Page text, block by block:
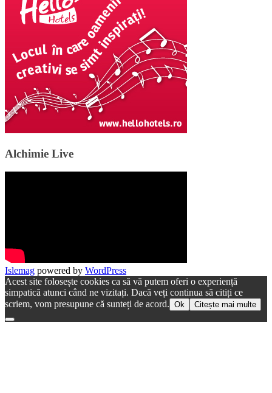
Alchimie Live
Islemag powered by WordPress
Acest site folosește cookies ca să vă putem oferi o experiență
simpatică atunci când ne vizitați. Dacă veți continua să citiți ce
scriem, vom presupune că sunteți de acord. Ok Citește mai multe